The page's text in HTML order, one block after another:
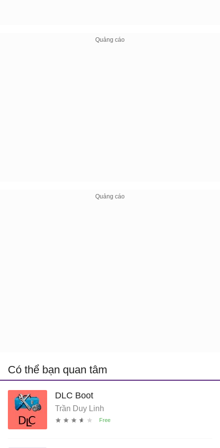
Có thể bạn quan tâm
DLC Boot
Trần Duy Linh